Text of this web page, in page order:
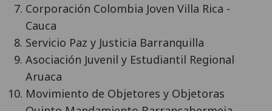
Corporación Colombia Joven Villa Rica -
Cauca
Servicio Paz y Justicia Barranquilla
Asociación Juvenil y Estudiantil Regional
Aruaca
Movimiento de Objetores y Objetoras